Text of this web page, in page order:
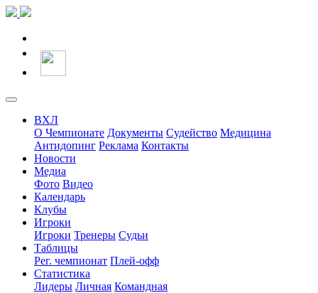
ВХЛ
О Чемпионате Документы Судейство Медицина
Антидопинг Реклама Контакты
Новости
Медиа
Фото Видео
Календарь
Клубы
Игроки
Игроки Тренеры Судьи
Таблицы
Рег. чемпионат Плей-офф
Статистика
Лидеры Личная Командная